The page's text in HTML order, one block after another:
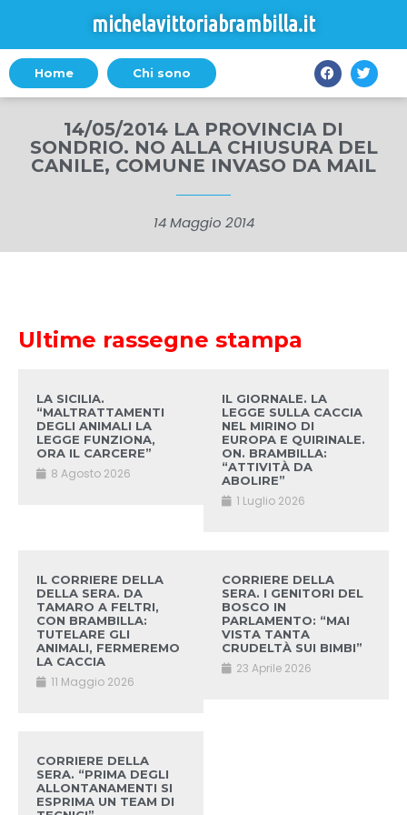
michelavittoriabrambilla.it
Home Chi sono
14/05/2014 LA PROVINCIA DI
SONDRIO. NO ALLA CHIUSURA DEL
CANILE, COMUNE INVASO DA MAIL
14 Maggio 2014
Ultime rassegne stampa
LA SICILIA.
“MALTRATTAMENTI
DEGLI ANIMALI LA
LEGGE FUNZIONA,
ORA IL CARCERE”
8 Agosto 2026
IL GIORNALE. LA
LEGGE SULLA CACCIA
NEL MIRINO DI
EUROPA E QUIRINALE.
ON. BRAMBILLA:
“ATTIVITÀ DA
ABOLIRE”
1 Luglio 2026
IL CORRIERE DELLA
DELLA SERA. DA
TAMARO A FELTRI,
CON BRAMBILLA:
TUTELARE GLI
ANIMALI, FERMEREMO
LA CACCIA
11 Maggio 2026
CORRIERE DELLA
SERA. I GENITORI DEL
BOSCO IN
PARLAMENTO: “MAI
VISTA TANTA
CRUDELTÀ SUI BIMBI”
23 Aprile 2026
CORRIERE DELLA
SERA. “PRIMA DEGLI
ALLONTANAMENTI SI
ESPRIMA UN TEAM DI